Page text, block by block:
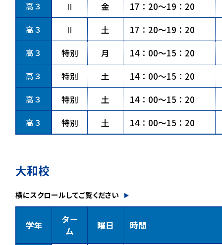
高３ Ⅱ 金 17：20～19：20
高３ Ⅱ 土 17：20～19：20
高３ 特別 月 14：00～15：20
高３ 特別 土 14：00～15：20
高３ 特別 土 14：00～15：20
高３ 特別 土 14：00～15：20
大和校
横にスクロールしてご覧ください
学年
ター
ム
曜日 時間